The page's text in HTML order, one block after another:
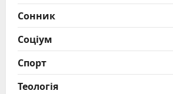
Сонник
Соціум
Спорт
Теологія